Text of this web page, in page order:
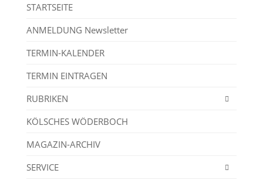
STARTSEITE
ANMELDUNG Newsletter
TERMIN-KALENDER
TERMIN EINTRAGEN
RUBRIKEN
KÖLSCHES WÖDERBOCH
MAGAZIN-ARCHIV
SERVICE